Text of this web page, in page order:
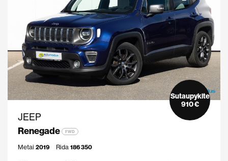
JEEP
Renegade
FWD
Metai 2019 Rida 186 350
Sutaupykite
910 €